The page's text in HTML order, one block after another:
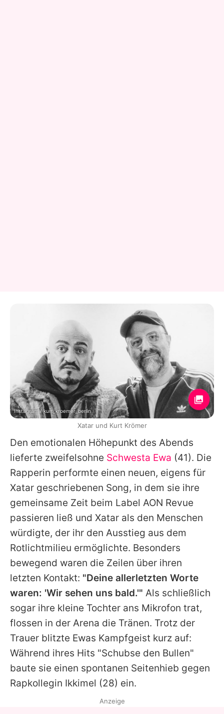
Den emotionalen Höhepunkt des Abends
lieferte zweifelsohne Schwesta Ewa (41). Die
Rapperin performte einen neuen, eigens für
Xatar geschriebenen Song, in dem sie ihre
gemeinsame Zeit beim Label AON Revue
passieren ließ und Xatar als den Menschen
würdigte, der ihr den Ausstieg aus dem
Rotlichtmilieu ermöglichte. Besonders
bewegend waren die Zeilen über ihren
letzten Kontakt: "Deine allerletzten Worte
waren: 'Wir sehen uns bald.'" Als schließlich
sogar ihre kleine Tochter ans Mikrofon trat,
flossen in der Arena die Tränen. Trotz der
Trauer blitzte Ewas Kampfgeist kurz auf:
Während ihres Hits "Schubse den Bullen"
baute sie einen spontanen Seitenhieb gegen
Rapkollegin Ikkimel (28) ein.
Instagram / kurt_kroemer_berlin
Xatar und Kurt Krömer
Anzeige